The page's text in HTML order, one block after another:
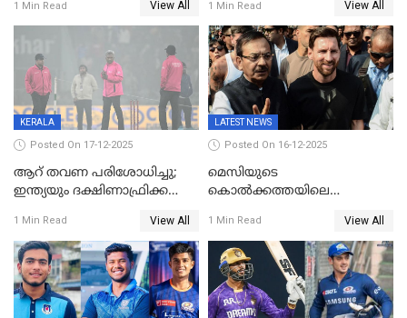
മാറ്റം
1 Min Read View All
ഇന്ത്യ ഫൈനലിൽ
1 Min Read View All
KERALA
Posted On 17-12-2025
ആറ് തവണ പരിശോധിച്ചു;
ഇന്ത്യയും ദക്ഷിണാഫ്രിക്കയും
ഉപേക്ഷിച്ചു
1 Min Read View All
LATEST NEWS
Posted On 16-12-2025
മെസിയുടെ
കൊൽക്കത്തയിലെ
സംഘർഷം: കായിക മന്ത്രി
അരൂപ് ബിശ്വാസ് രാജിവച്ചു
1 Min Read View All